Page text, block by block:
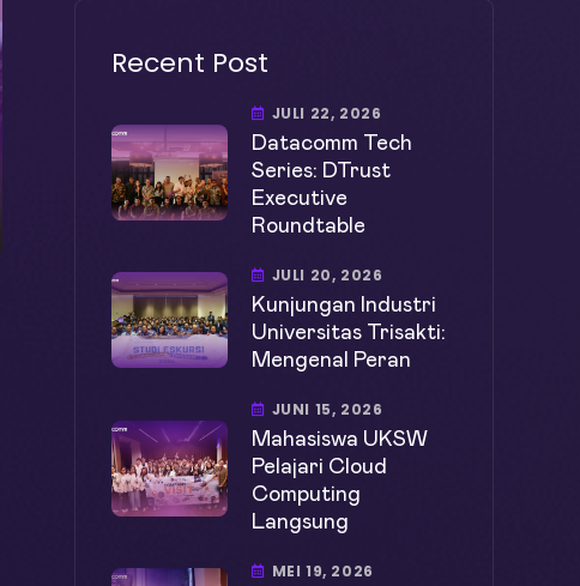
Recent Post
JULI 22, 2026
Datacomm Tech
Series: DTrust
Executive
Roundtable
JULI 20, 2026
Kunjungan Industri
Universitas Trisakti:
Mengenal Peran
JUNI 15, 2026
Mahasiswa UKSW
Pelajari Cloud
Computing
Langsung
MEI 19, 2026